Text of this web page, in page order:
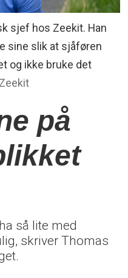
sjef hos Zeekit. Han
sine slik at sjåføren
og ikke bruke det
på
så lite med
skriver Thomas